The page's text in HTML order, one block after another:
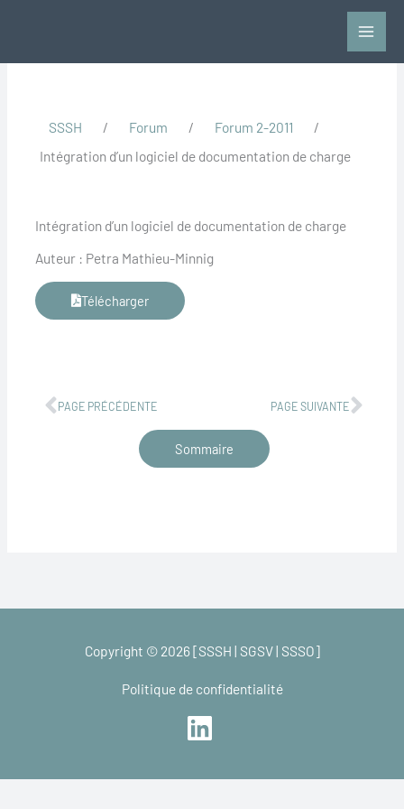
SSSH / Forum / Forum 2-2011
/
Intégration d’un logiciel de documentation de charge
Intégration d’un logiciel de documentation de charge
Auteur : Petra Mathieu-Minnig
Télécharger
PAGE PRÉCÉDENTE PAGE SUIVANTE
Sommaire
Copyright © 2026 [SSSH | SGSV | SSSO]
Politique de confidentialité